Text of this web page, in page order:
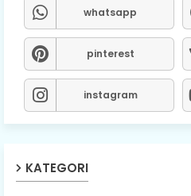
whatsapp
pinterest
instagram
KATEGORI